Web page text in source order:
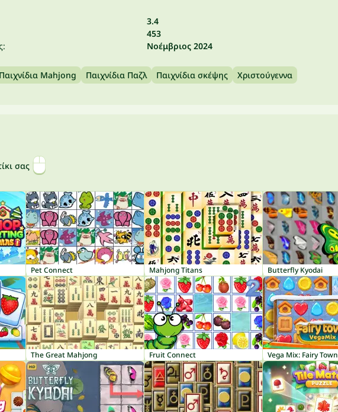
3.4
453
Νοέμβριος 2024
Παιχνίδια Mahjong Παιχνίδια Παζλ Παιχνίδια σκέψης Χριστούγεννα
σας
Pet Connect Mahjong Titans Butterfly Kyodai
The Great Mahjong Fruit Connect Vega Mix: Fairy Town